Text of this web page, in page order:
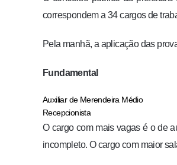
correspondem a 34 cargos de
Pela manhã, a aplicação das
Fundamental
Auxiliar de Merendeira Médio
Recepcionista
O cargo com mais vagas é o de
incompleto. O cargo com maior